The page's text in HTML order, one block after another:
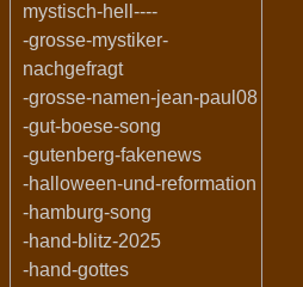
mystisch-hell----
-grosse-mystiker-
nachgefragt
-grosse-namen-jean-paul08
-gut-boese-song
-gutenberg-fakenews
-halloween-und-reformation
-hamburg-song
-hand-blitz-2025
-hand-gottes